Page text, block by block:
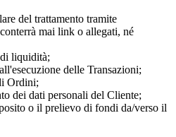
del trattamento tramite
mai link o allegati, né
liquidità;
delle Transazioni;
Ordini;
dei dati personali del Cliente;
o il prelievo di fondi da/verso il